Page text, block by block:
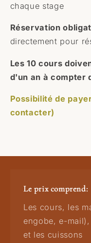
chaque stage
Réservation
directement pour
Les 10 cours
d'un an à compter
Possibilité de
contacter)
Le prix comprend:
Les cours, les
engobe, e-
et les cuissons